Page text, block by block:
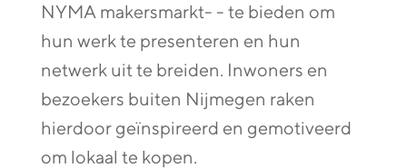
NYMA makersmarkt- - te bieden om
hun werk te presenteren en hun
netwerk uit te breiden. Inwoners en
bezoekers buiten Nijmegen raken
hierdoor geïnspireerd en gemotiveerd
om lokaal te kopen.